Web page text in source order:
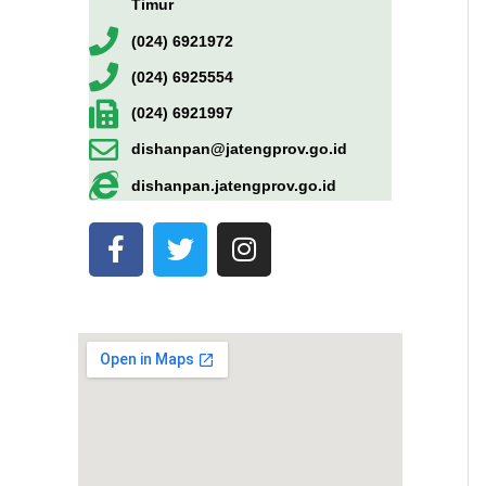
Timur
(024) 6921972
(024) 6925554
(024) 6921997
dishanpan@jatengprov.go.id
dishanpan.jatengprov.go.id
F
a
b
o
T
w
t
e
I
n
a